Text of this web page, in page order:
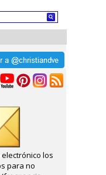
los
para no